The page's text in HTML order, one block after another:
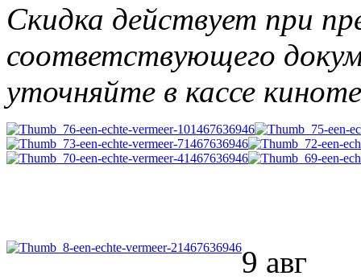
Скидка действует при
соответствующего
уточняйте в кассе
9 авг